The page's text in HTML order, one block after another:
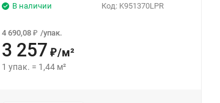
Код: K951370LPR
В наличии
4 690,08 ₽ /упак.
3 257 ₽/м²
1 упак. = 1,44 м²